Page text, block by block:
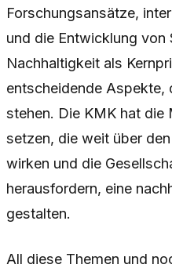
Forschungsansätze,
und die Entwicklung von
Nachhaltigkeit als
entscheidende Aspekte,
stehen. Die KMK hat die
setzen, die weit über
wirken und die
herausfordern, eine
gestalten.
All diese Themen und